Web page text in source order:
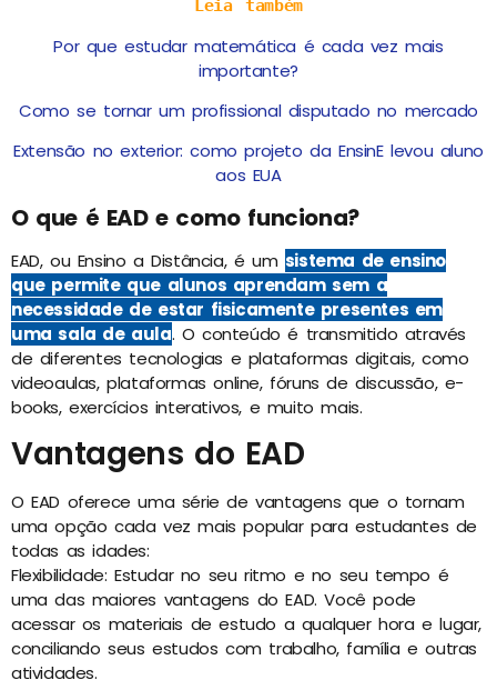
Leia também
Por que estudar matemática é cada vez mais
importante?
Como se tornar um profissional disputado no mercado
Extensão no exterior: como projeto da EnsinE levou aluno
aos EUA
O que é EAD e como funciona?
EAD, ou Ensino a Distância, é um sistema de ensino
que permite que alunos aprendam sem a
necessidade de estar fisicamente presentes em
uma sala de aula. O conteúdo é transmitido através
de diferentes tecnologias e plataformas digitais, como
videoaulas, plataformas online, fóruns de discussão, e-
books, exercícios interativos, e muito mais.
Vantagens do EAD
O EAD oferece uma série de vantagens que o tornam
uma opção cada vez mais popular para estudantes de
todas as idades:
Flexibilidade: Estudar no seu ritmo e no seu tempo é
uma das maiores vantagens do EAD. Você pode
acessar os materiais de estudo a qualquer hora e lugar,
conciliando seus estudos com trabalho, família e outras
atividades.